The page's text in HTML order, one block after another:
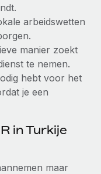
soorten bedrijven
19 landen
2016...
arbeidswetten
manier zoekt
te nemen.
hebt voor het
je een
in Turkije
maar